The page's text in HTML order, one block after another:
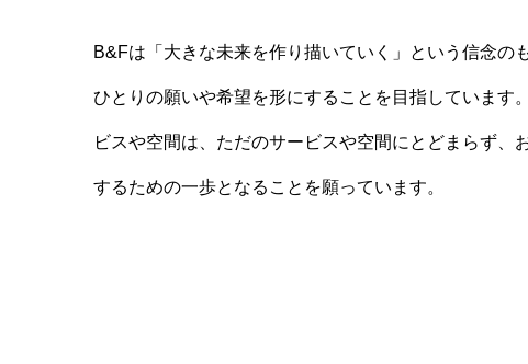
B&Fは「大きな未来を作り描いていく」という信念の
ひとりの願いや希望を形にすることを目指しています
ビスや空間は、ただのサービスや空間にとどまらず、
するための一歩となることを願っています。